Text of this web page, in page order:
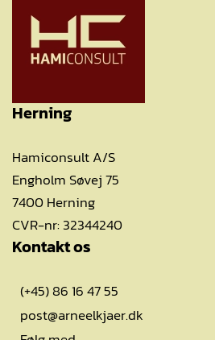
Herning
Hamiconsult A/S
Engholm Søvej 75
7400 Herning
CVR-nr: 32344240
Kontakt os
(+45) 86 16 47 55
post@arneelkjaer.dk